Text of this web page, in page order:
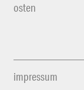
osten
impressum